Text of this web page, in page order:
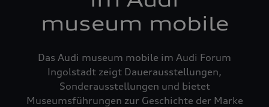
museum mobile
Das Audi museum mobile im Audi Forum
Ingolstadt zeigt Dauerausstellungen,
Sonderausstellungen und bietet
Museumsführungen zur Geschichte der Marke